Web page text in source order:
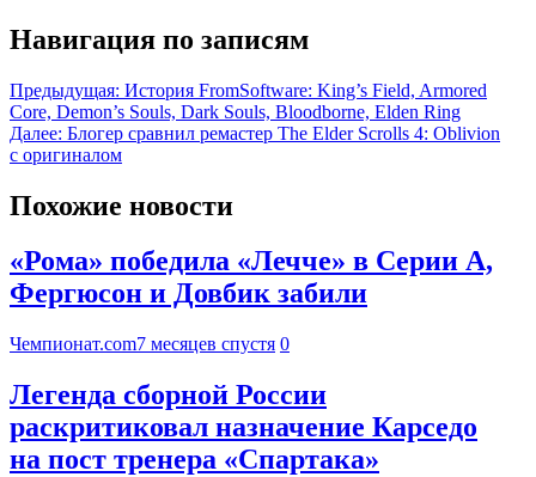
Навигация по записям
Предыдущая: История FromSoftware: King’s Field, Armored
Core, Demon’s Souls, Dark Souls, Bloodborne, Elden Ring
Далее: Блогер сравнил ремастер The Elder Scrolls 4: Oblivion
с оригиналом
Похожие новости
«Рома» победила «Лечче» в Серии А,
Фергюсон и Довбик забили
Чемпионат.com7 месяцев спустя 0
Легенда сборной России
раскритиковал назначение Карседо
на пост тренера «Спартака»